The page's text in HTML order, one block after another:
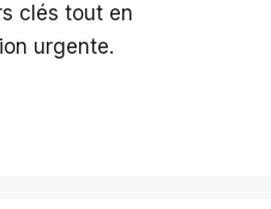
clés tout en
urgente.